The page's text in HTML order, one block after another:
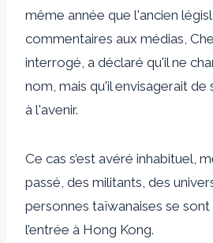
même année que l'ancien
commentaires aux médias,
interrogé, a déclaré qu'il ne
nom, mais qu'il envisagerait de
à l'avenir.
Ce cas s’est avéré inhabituel,
passé, des militants, des
personnes taïwanaises se
l’entrée à Hong Kong.